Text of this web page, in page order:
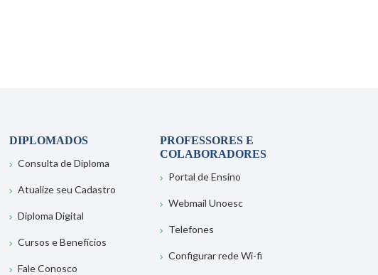
DIPLOMADOS
Consulta de Diploma
Atualize seu Cadastro
Diploma Digital
Cursos e Benefícios
Fale Conosco
PROFESSORES E
COLABORADORES
Portal de Ensino
Webmail Unoesc
Telefones
Configurar rede Wi-fi